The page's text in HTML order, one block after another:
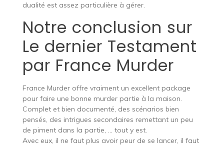
dualité est assez particulière à gérer.
Notre conclusion sur
Le dernier Testament
par France Murder
France Murder offre vraiment un excellent package
pour faire une bonne murder partie à la maison.
Complet et bien documenté, des scénarios bien
pensés, des intrigues secondaires remettant un peu
de piment dans la partie, … tout y est.
Avec eux, il ne faut plus avoir peur de se lancer, il faut